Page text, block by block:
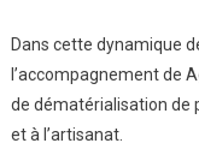
Dans cette dynamique
l’accompagnement de
de dématérialisation de
et à l’artisanat.